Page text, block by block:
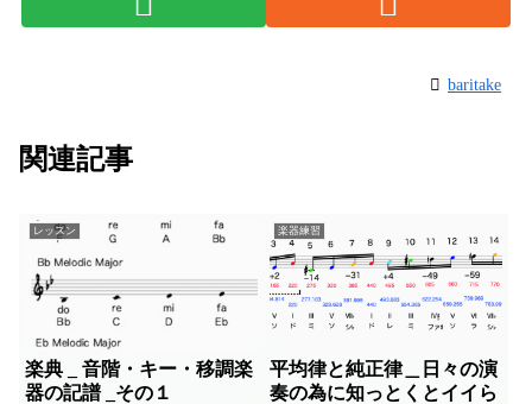
baritake
関連記事
レッスン
楽典 _ 音階・キー・移調楽
器の記譜 _その１
楽器練習
平均律と純正律＿日々の演
奏の為に知っとくとイイら